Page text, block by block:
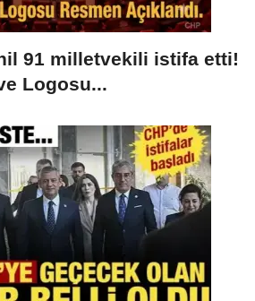
91 milletvekili istifa etti!
Logosu...